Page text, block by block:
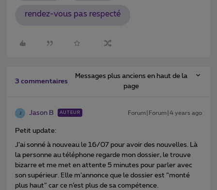
rendez-vous pas respecté
3 commentaires
Messages plus anciens en haut de la
page
J Jason B AUTEUR Forum|Forum|4 years ago
Petit update:
J’ai sonné à nouveau le 16/07 pour avoir des nouvelles. Là
la personne au téléphone regarde mon dossier, le trouve
bizarre et me met en attente 5 minutes pour parler avec
son supérieur. Elle m’annonce que le dossier est “monté
plus haut” car ce n’est plus de sa compétence.